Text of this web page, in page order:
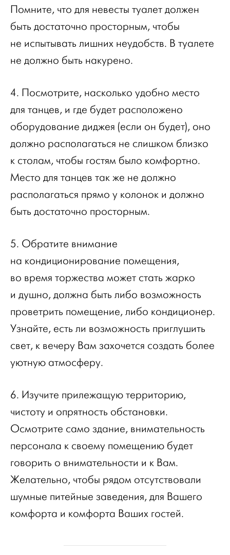
Помните, что для невесты туалет должен
быть достаточно просторным, чтобы
не испытывать лишних неудобств. В туалете
не должно быть накурено.
4. Посмотрите, насколько удобно место
для танцев, и где будет расположено
оборудование диджея (если он будет), оно
должно располагаться не слишком близко
к столам, чтобы гостям было комфортно.
Место для танцев так же не должно
располагаться прямо у колонок и должно
быть достаточно просторным.
5. Обратите внимание
на кондиционирование помещения,
во время торжества может стать жарко
и душно, должна быть либо возможность
проветрить помещение, либо кондиционер.
Узнайте, есть ли возможность приглушить
свет, к вечеру Вам захочется создать более
уютную атмосферу.
6. Изучите прилежащую территорию,
чистоту и опрятность обстановки.
Осмотрите само здание, внимательность
персонала к своему помещению будет
говорить о внимательности и к Вам.
Желательно, чтобы рядом отсутствовали
шумные питейные заведения, для Вашего
комфорта и комфорта Ваших гостей.